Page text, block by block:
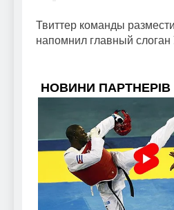
Твиттер команды
напомнил главный